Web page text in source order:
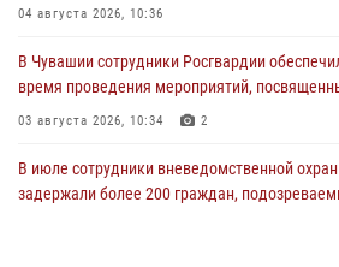
04 августа 2026, 10:36
В Чувашии сотрудники Росгвардии
время проведения мероприятий,
03 августа 2026, 10:34 2
В июле сотрудники вневедомственной
задержали более 200 граждан,